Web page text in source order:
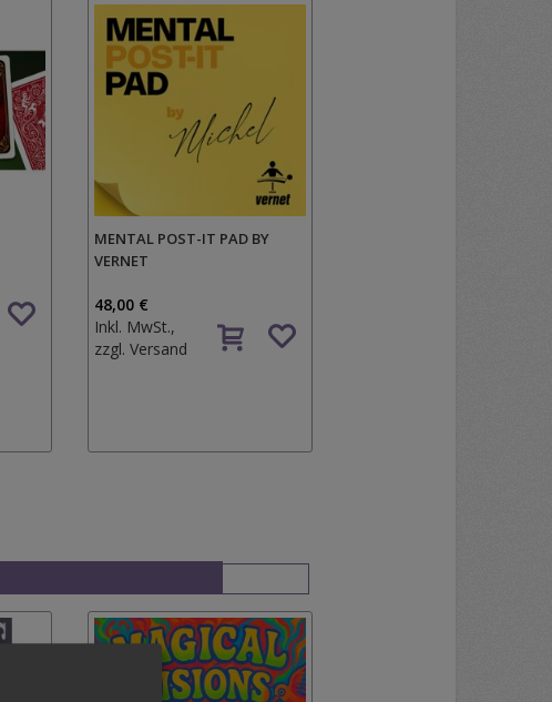
MENTAL POST-IT PAD BY
VERNET
48,00 €
Inkl. MwSt.,
zzgl. Versand